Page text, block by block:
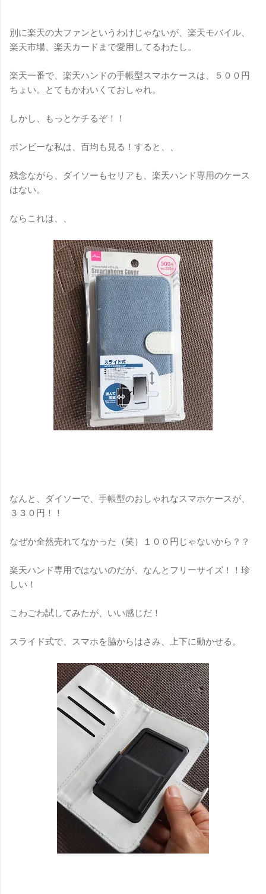
別に楽天の大ファンというわけじゃないが、楽天モバイル、
楽天市場、楽天カードまで愛用してるわたし。
楽天一番で、楽天ハンドの手帳型スマホケースは、５００円
ちょい。とてもかわいくておしゃれ。
しかし、もっとケチるぞ！！
ボンビーな私は、百均も見る！すると、、
残念ながら、ダイソーもセリアも、楽天ハンド専用のケース
はない。
ならこれは、、
なんと、ダイソーで、手帳型のおしゃれなスマホケースが、
３３０円！！
なぜか全然売れてなかった（笑）１００円じゃないから？？
楽天ハンド専用ではないのだが、なんとフリーサイズ！！珍
しい！
こわごわ試してみたが、いい感じだ！
スライド式で、スマホを脇からはさみ、上下に動かせる。